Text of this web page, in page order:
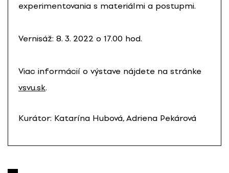
experimentovania s materiálmi a postupmi.
Vernisáž: 8. 3. 2022 o 17.00 hod.
Viac informácií o výstave nájdete na stránke
vsvu.sk.
Kurátor: Katarína Hubová, Adriena Pekárová